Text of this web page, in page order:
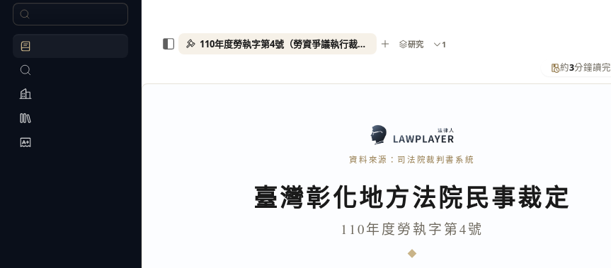
約3分鐘讀完
資料來源：司法院裁判書系統
臺灣彰化地方法院民事裁定
110年度勞執字第4號
110年度勞執字第4號（勞資爭議執行裁定） 研究 1